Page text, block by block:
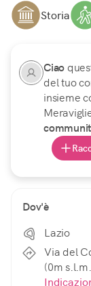
Storia
Ciao
del tuo
insieme
Dov'è
Lazio
Via del
(0m